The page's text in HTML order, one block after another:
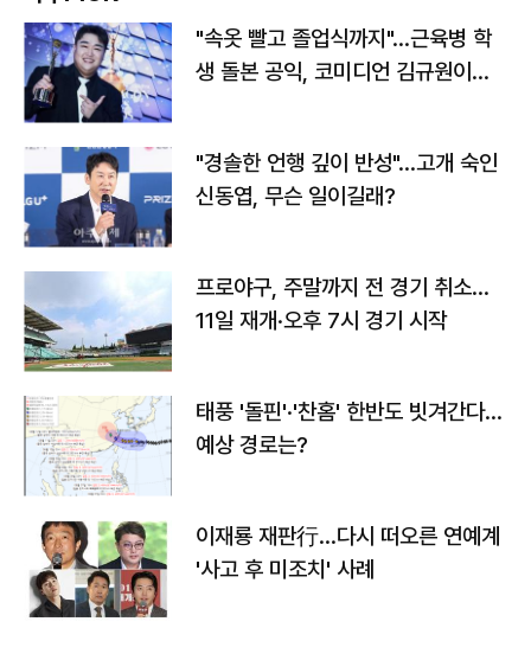
"속옷 빨고 졸업식까지"…근육병 학
생 돌본 공익, 코미디언 김규원이었
"경솔한 언행 깊이 반성"…고개 숙인
신동엽, 무슨 일이길래?
프로야구, 주말까지 전 경기 취소…
11일 재개·오후 7시 경기 시작
태풍 '돌핀'·'찬홈' 한반도 빗겨간다…
예상 경로는?
이재룡 재판行…다시 떠오른 연예계
'사고 후 미조치' 사례